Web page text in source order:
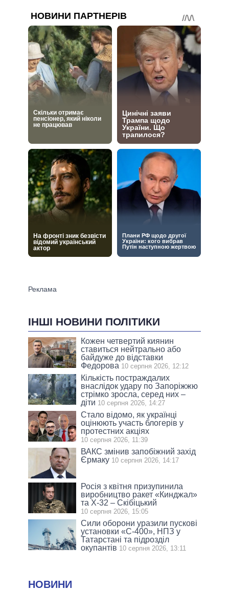
ІНШІ НОВИНИ ПОЛІТИКИ
Кожен четвертий киянин
ставиться нейтрально або
байдуже до відставки
Федорова 10 серпня 2026, 12:12
Кількість постраждалих
внаслідок удару по Запоріжжю
стрімко зросла, серед них –
діти 10 серпня 2026, 14:27
Стало відомо, як українці
оцінюють участь блогерів у
протестних акціях
10 серпня 2026, 11:39
ВАКС змінив запобіжний захід
Єрмаку 10 серпня 2026, 14:17
Росія з квітня призупинила
виробництво ракет «Кинджал»
та Х-32 – Скібіцький
10 серпня 2026, 15:05
Сили оборони уразили пускові
установки «С-400», НПЗ у
Татарстані та підрозділ
окупантів 10 серпня 2026, 13:11
НОВИНИ